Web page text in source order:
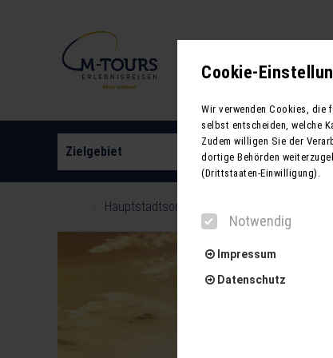
Zielgebiet Reiseart
Hauptstadtsommer - Berlin, Köpenick und
Cookie-
Wir verwenden Cookies, die
selbst entscheiden, welche
Zudem willigen Sie der
dortige Behörden
(Drittstaaten-Einwilligung).
Notwendig
Impressum
Datenschutz